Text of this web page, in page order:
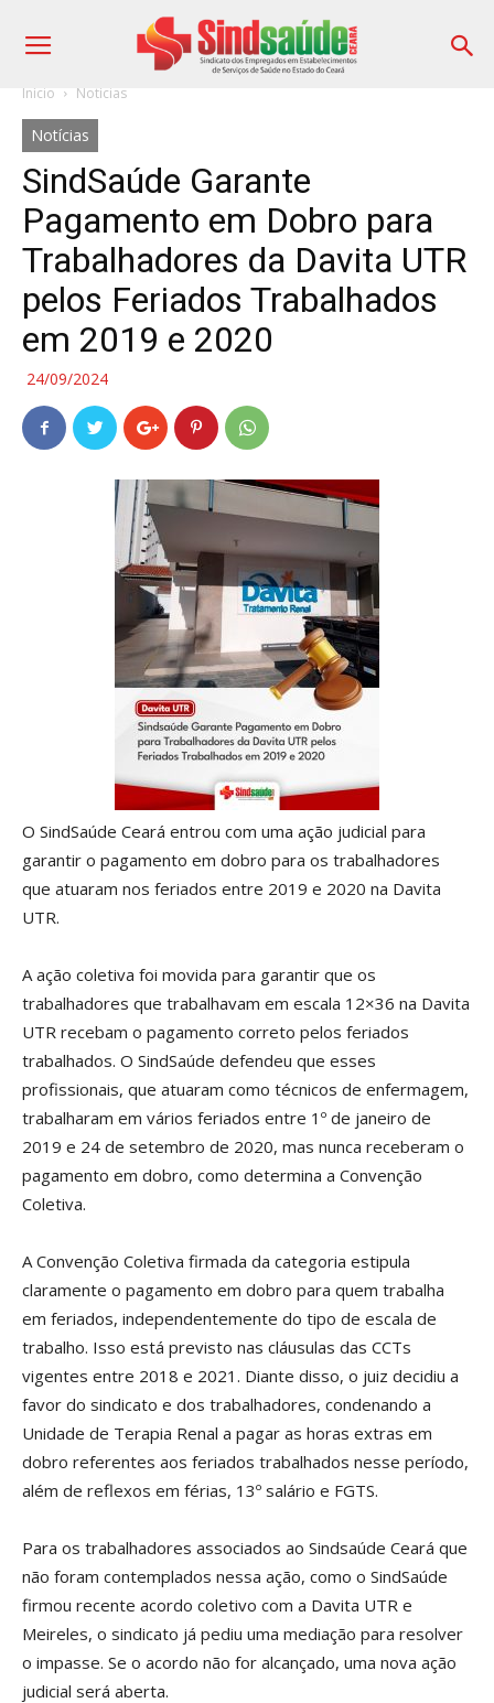
Início Notícias
Notícias
SindSaúde Garante
Pagamento em Dobro para
Trabalhadores da Davita UTR
pelos Feriados Trabalhados
em 2019 e 2020
24/09/2024
O SindSaúde Ceará entrou com uma ação judicial para
garantir o pagamento em dobro para os trabalhadores
que atuaram nos feriados entre 2019 e 2020 na Davita
UTR.
A ação coletiva foi movida para garantir que os
trabalhadores que trabalhavam em escala 12×36 na Davita
UTR recebam o pagamento correto pelos feriados
trabalhados. O SindSaúde defendeu que esses
profissionais, que atuaram como técnicos de enfermagem,
trabalharam em vários feriados entre 1º de janeiro de
2019 e 24 de setembro de 2020, mas nunca receberam o
pagamento em dobro, como determina a Convenção
Coletiva.
A Convenção Coletiva firmada da categoria estipula
claramente o pagamento em dobro para quem trabalha
em feriados, independentemente do tipo de escala de
trabalho. Isso está previsto nas cláusulas das CCTs
vigentes entre 2018 e 2021. Diante disso, o juiz decidiu a
favor do sindicato e dos trabalhadores, condenando a
Unidade de Terapia Renal a pagar as horas extras em
dobro referentes aos feriados trabalhados nesse período,
além de reflexos em férias, 13º salário e FGTS.
Para os trabalhadores associados ao Sindsaúde Ceará que
não foram contemplados nessa ação, como o SindSaúde
firmou recente acordo coletivo com a Davita UTR e
Meireles, o sindicato já pediu uma mediação para resolver
o impasse. Se o acordo não for alcançado, uma nova ação
judicial será aberta.